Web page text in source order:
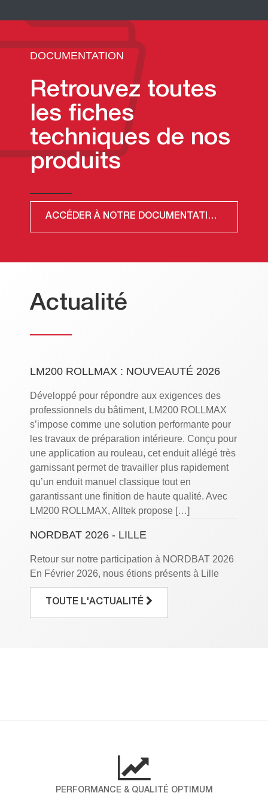
DOCUMENTATION
Retrouvez toutes
les fiches
techniques de nos
produits
ACCÉDER À NOTRE DOCUMENTATION
Actualité
LM200 ROLLMAX : NOUVEAUTÉ 2026
Développé pour répondre aux exigences des
professionnels du bâtiment, LM200 ROLLMAX
s’impose comme une solution performante pour
les travaux de préparation intérieure. Conçu pour
une application au rouleau, cet enduit allégé très
garnissant permet de travailler plus rapidement
qu’un enduit manuel classique tout en
garantissant une finition de haute qualité. Avec
LM200 ROLLMAX, Alltek propose […]
NORDBAT 2026 - LILLE
Retour sur notre participation à NORDBAT 2026
En Février 2026, nous étions présents à Lille
Grand Palais à l’occasion du salon NORDBAT,
le rendez-vous incontournable des
professionnels du bâtiment. Pendant trois jours,
nous avons réalisé une enquête NPS (Net
Promoter Score), un indicateur international qui
évalue la probabilité que nos clients nous
TOUTE L'ACTUALITÉ
PERFORMANCE & QUALITÉ OPTIMUM